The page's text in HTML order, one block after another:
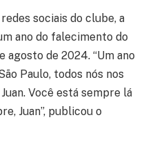
sociais do clube, a
ano do falecimento do
agosto de 2024. “Um ano
Paulo, todos nós nos
Você está sempre lá
Juan”, publicou o